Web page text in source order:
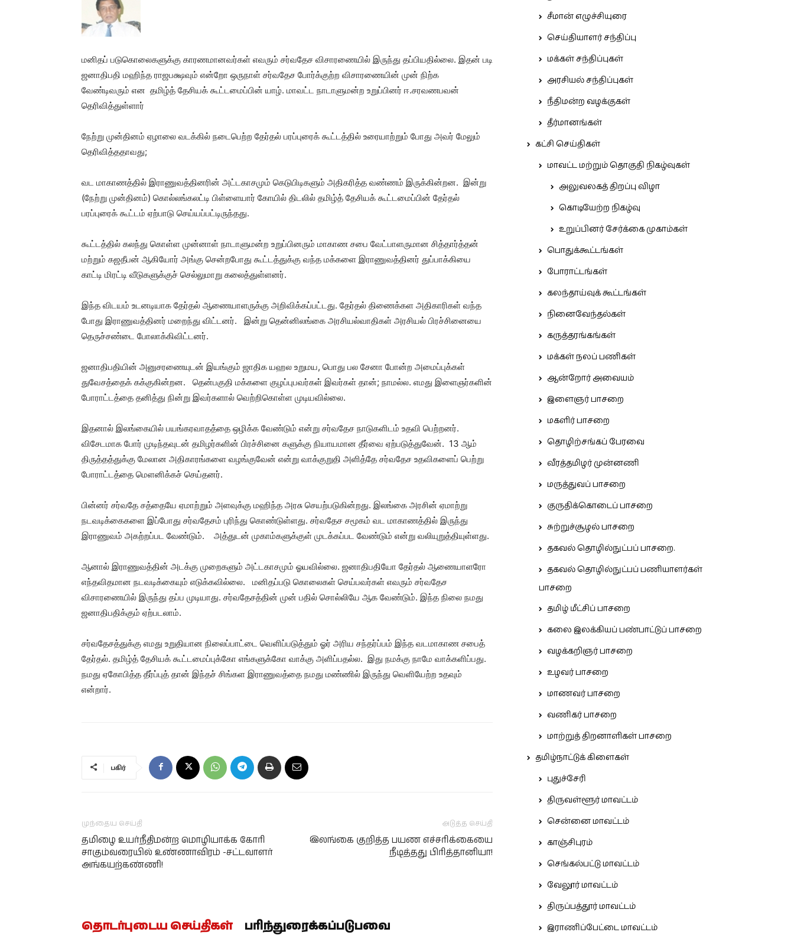
மனிதப் படுகொலைகளுக்கு காரணமானவர்கள் எவரும் சர்வதேச விசாரணையில் இருந்து தப்பியதில்லை. இதன் படி
ஜனாதிபதி மஹிந்த ராஜபக்ஷ­வும் என்றோ ஒருநாள் சர்வதேச போர்க்குற்ற விசாரணையின் முன் நிற்க
வேண்டிவரும் என தமிழ்த் தேசியக் கூட்டமைப்பின் யாழ். மாவட்ட நாடாளுமன்ற உறுப்பினர் ஈ.சரவணபவன்
தெரிவித்துள்ளார்
நேற்று முன்தினம் ஏழாலை வடக்கில் நடைபெற்ற தேர்தல் பரப்புரைக் கூட்டத்தில் உரையாற்றும் போது அவர் மேலும்
தெரிவித்ததாவது;
வட மாகாணத்தில் இராணுவத்தினரின் அட்டகாசமும் கெடுபிடிகளும் அதிகரித்த வண்ணம் இருக்கின்றன. இன்று
(நேற்று முன்தினம்) கொல்லங்கலட்டி பிள்ளையார் கோயில் திடலில் தமிழ்த் தேசியக் கூட்டமைப்பின் தேர்தல்
பரப்புரைக் கூட்டம் ஏற்பாடு செய்யப்பட்டிருந்தது.
கூட்டத்தில் கலந்து கொள்ள முன்னாள் நாடாளுமன்ற உறுப்பினரும் மாகாண சபை வேட்பாளருமான சித்தார்த்தன்
மற்றும் கஜதீபன் ஆகியோர் அங்கு சென்றபோது கூட்டத்துக்கு வந்த மக்களை இராணுவத்தினர் துப்பாக்கியை
காட்டி மிரட்டி வீடுகளுக்குச் செல்லுமாறு கலைத்துள்ளனர்.
இந்த விடயம் உடனடியாக தேர்தல் ஆணையாளருக்கு அறிவிக்கப்பட்டது. தேர்தல் திணைக்கள அதிகாரிகள் வந்த
போது இராணுவத்தினர் மறைந்து விட்டனர். இன்று தென்னிலங்கை அரசியல்வாதிகள் அரசியல் பிரச்சினையை
தெருச்சண்டை போலாக்கிவிட்டனர்.
ஜனாதிபதியின் அனுசரணையுடன் இயங்கும் ஜாதிக யஹல உறுமய, பொது பல சேனா போன்ற அமைப்புக்கள்
துவேசத்தைக் கக்குகின்றன. தென்பகுதி மக்களை குழப்புபவர்கள் இவர்கள் தான்; நாமல்ல. எமது இளைஞர்களின்
போராட்டத்தை தனித்து நின்று இவர்களால் வெற்றிகொள்ள முடியவில்லை.
இதனால் இலங்கையில் பயங்கரவாதத்தை ஒழிக்க வேண்டும் என்று சர்வதேச நாடுகளிடம் உதவி பெற்றனர்.
விசேடமாக போர் முடிந்தவுடன் தமிழர்களின் பிரச்சினை களுக்கு நியாயமான தீர்வை ஏற்படுத்துவேன். 13 ஆம்
திருத்தத்துக்கு மேலான அதிகாரங்களை வழங்குவேன் என்று வாக்குறுதி அளித்தே சர்வதேச உதவிகளைப் பெற்று
போராட்டத்தை மெளனிக்கச் செய்தனர்.
பின்னர் சர்வதே சத்தையே ஏமாற்றும் அளவுக்கு மஹிந்த அரசு செயற்படுகின்றது. இலங்கை அரசின் ஏமாற்று
நடவடிக்கைகளை இப்போது சர்வதேசம் புரிந்து கொண்டுள்ளது. சர்வதேச சமூகம் வட மாகாணத்தில் இருந்து
இராணுவம் அகற்றப்பட வேண்டும். அத்துடன் முகாம்களுக்குள் முடக்கப்பட வேண்டும் என்று வலியுறுத்தியுள்ளது.
ஆனால் இராணுவத்தின் அடக்கு முறைகளும் அட்டகாசமும் ஓயவில்லை. ஜனாதிபதியோ தேர்தல் ஆணையாளரோ
எந்தவிதமான நடவடிக்கையும் எடுக்கவில்லை. மனிதப்படு கொலைகள் செய்பவர்கள் எவரும் சர்வதேச
விசாரணையில் இருந்து தப்ப முடியாது. சர்வதேசத்தின் முன் பதில் சொல்லியே ஆக வேண்டும். இந்த நிலை நமது
ஜனாதிபதிக்கும் ஏற்படலாம்.
சர்வதேசத்துக்கு எமது உறுதியான நிலைப்பாட்டை வெளிப்படுத்தும் ஓர் அரிய சந்தர்ப்பம் இந்த வடமாகாண சபைத்
தேர்தல். தமிழ்த் தேசியக் கூட்டமைப்புக்கோ எங்களுக்கோ வாக்கு அளிப்பதல்ல. இது நமக்கு நாமே வாக்களிப்பது.
நமது ஏகோபித்த தீர்ப்புத் தான் இந்தச் சிங்கள இராணுவத்தை நமது மண்ணில் இருந்து வெளியேற்ற உதவும்
என்றார்.
பகிர்
முந்தைய செய்தி
தமிழை உயர்நீதிமன்ற மொழியாக்க கோரி
சாகும்வரையில் உண்ணாவிரம் -சட்டவாளர்
அங்கயற்கண்ணி!
அடுத்த செய்தி
இலங்கை குறித்த பயண எச்சரிக்கையை
நீடித்தது பிரித்தானியா!
தொடர்புடைய செய்திகள் பரிந்துரைக்கப்படுபவை
சீமான் எழுச்சியுரை
செய்தியாளர் சந்திப்பு
மக்கள் சந்திப்புகள்
அரசியல் சந்திப்புகள்
நீதிமன்ற வழக்குகள்
தீர்மானங்கள்
கட்சி செய்திகள்
மாவட்ட மற்றும் தொகுதி நிகழ்வுகள்
அலுவலகத் திறப்பு விழா
கொடியேற்ற நிகழ்வு
உறுப்பினர் சேர்க்கை முகாம்கள்
பொதுக்கூட்டங்கள்
போராட்டங்கள்
கலந்தாய்வுக் கூட்டங்கள்
நினைவேந்தல்கள்
கருத்தரங்கங்கள்
மக்கள் நலப் பணிகள்
ஆன்றோர் அவையம்
இளைஞர் பாசறை
மகளிர் பாசறை
தொழிற்சங்கப் பேரவை
வீரத்தமிழர் முன்னணி
மருத்துவப் பாசறை
குருதிக்கொடைப் பாசறை
சுற்றுச்சூழல் பாசறை
தகவல் தொழில்நுட்பப் பாசறை.
தகவல் தொழில்நுட்பப் பணியாளர்கள்
பாசறை
தமிழ் மீட்சிப் பாசறை
கலை இலக்கியப் பண்பாட்டுப் பாசறை
வழக்கறிஞர் பாசறை
உழவர் பாசறை
மாணவர் பாசறை
வணிகர் பாசறை
மாற்றுத் திறனாளிகள் பாசறை
தமிழ்நாட்டுக் கிளைகள்
புதுச்சேரி
திருவள்ளூர் மாவட்டம்
சென்னை மாவட்டம்
காஞ்சிபுரம்
செங்கல்பட்டு மாவட்டம்
வேலூர் மாவட்டம்
திருப்பத்தூர் மாவட்டம்
இராணிப்பேட்டை மாவட்டம்